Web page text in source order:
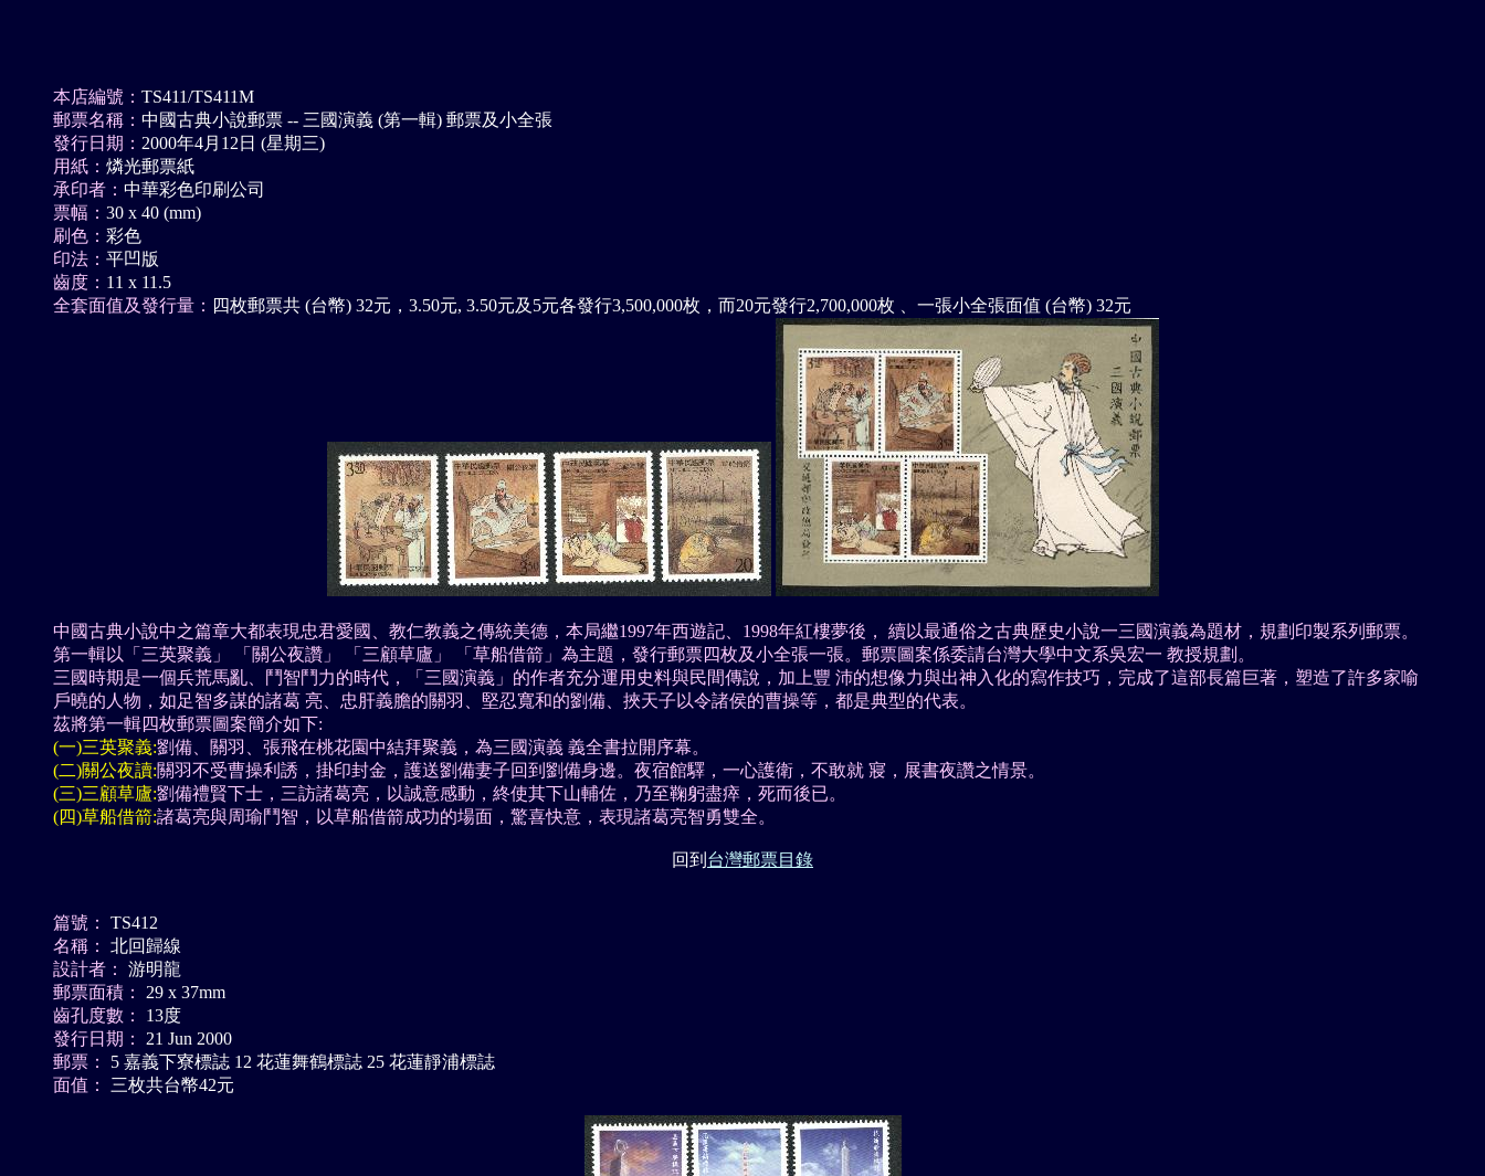
本店編號： TS411/TS411M
郵票名稱： 中國古典小說郵票 -- 三國演義 (第一輯) 郵票及小全張
發行日期： 2000年4月12日 (星期三)
用紙： 燐光郵票紙
承印者： 中華彩色印刷公司
票幅： 30 x 40 (mm)
刷色： 彩色
印法： 平凹版
齒度： 11 x 11.5
全套面值及發行量： 四枚郵票共 (台幣) 32元，3.50元, 3.50元及5元各發行3,500,000枚，而20元發行2,700,000枚 、一張小全張面值 (台幣) 32元
中國古典小說中之篇章大都表現忠君愛國、教仁教義之傳統美德，本局繼1997年西遊記、1998年紅樓夢後， 續以最通俗之古典歷史小說一三國演義為題材，規劃印製系列郵票。
第一輯以「三英聚義」 「關公夜讚」 「三顧草廬」 「草船借箭」為主題，發行郵票四枚及小全張一張。郵票圖案係委請台灣大學中文系吳宏一 教授規劃。
三國時期是一個兵荒馬亂、鬥智鬥力的時代，「三國演義」的作者充分運用史料與民間傳說，加上豐 沛的想像力與出神入化的寫作技巧，完成了這部長篇巨著，塑造了許多家喻
戶曉的人物，如足智多謀的諸葛 亮、忠肝義膽的關羽、堅忍寬和的劉備、挾天子以令諸侯的曹操等，都是典型的代表。
茲將第一輯四枚郵票圖案簡介如下:
(一)三英聚義:劉備、關羽、張飛在桃花園中結拜聚義，為三國演義 義全書拉開序幕。
(二)關公夜讀:關羽不受曹操利誘，掛印封金，護送劉備妻子回到劉備身邊。夜宿館驛，一心護衛，不敢就 寢，展書夜讚之情景。
(三)三顧草廬:劉備禮賢下士，三訪諸葛亮，以誠意感動，終使其下山輔佐，乃至鞠躬盡瘁，死而後已。
(四)草船借箭:諸葛亮與周瑜鬥智，以草船借箭成功的場面，驚喜快意，表現諸葛亮智勇雙全。
回到 台灣郵票目錄
篇號：
TS412
名稱：
北回歸線
設計者：
游明龍
郵票面積：
29 x 37mm
齒孔度數：
13度
發行日期：
21 Jun 2000
郵票：
5 嘉義下寮標誌 12 花蓮舞鶴標誌 25 花蓮靜浦標誌
面值：
三枚共台幣42元